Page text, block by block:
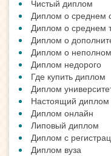
Чистый диплом
Диплом о среднем
Диплом о среднем
Диплом о
Диплом о
Диплом недорого
Где купить диплом
Диплом
Настоящий диплом
Диплом онлайн
Липовый диплом
Диплом с
Диплом вуза